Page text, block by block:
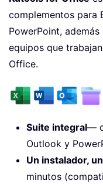
complementos para
PowerPoint,
equipos que
Office.
Suite integral—
Outlook y
Un instalador,
minutos